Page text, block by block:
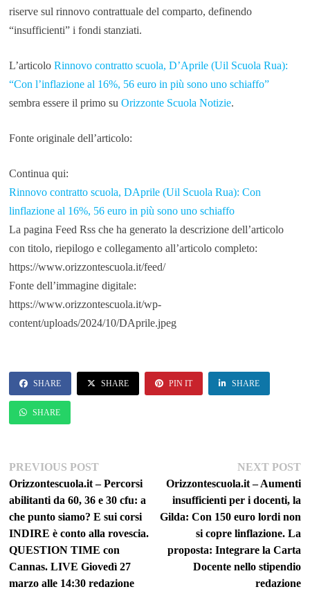
riserve sul rinnovo contrattuale del comparto, definendo
“insufficienti” i fondi stanziati.
L’articolo Rinnovo contratto scuola, D’Aprile (Uil Scuola Rua):
“Con l’inflazione al 16%, 56 euro in più sono uno schiaffo”
sembra essere il primo su Orizzonte Scuola Notizie.
Fonte originale dell’articolo:
Continua qui:
Rinnovo contratto scuola, DAprile (Uil Scuola Rua): Con
linflazione al 16%, 56 euro in più sono uno schiaffo
La pagina Feed Rss che ha generato la descrizione dell’articolo
con titolo, riepilogo e collegamento all’articolo completo:
https://www.orizzontescuola.it/feed/
Fonte dell’immagine digitale:
https://www.orizzontescuola.it/wp-
content/uploads/2024/10/DAprile.jpeg
SHARE SHARE PIN IT SHARE
SHARE
Navigazione
articoli
PREVIOUS POSTPrevious
post:
Orizzontescuola.it – Percorsi
abilitanti da 60, 36 e 30 cfu: a
che punto siamo? E sui corsi
INDIRE è conto alla rovescia.
QUESTION TIME con
Cannas. LIVE Giovedì 27
marzo alle 14:30 redazione
NEXT POST
Orizzontescuola.it – Aumenti
insufficienti per i docenti, la
Gilda: Con 150 euro lordi non
si copre linflazione. La
proposta: Integrare la Carta
Docente nello stipendio
redazione